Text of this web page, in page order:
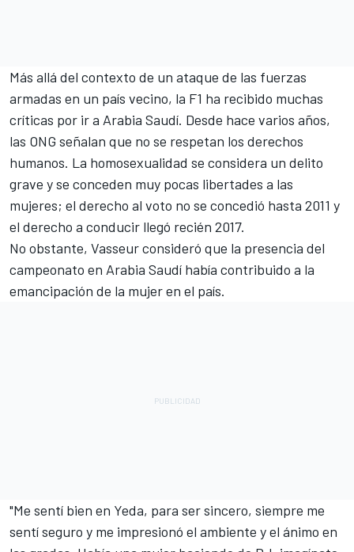
Más allá del contexto de un ataque de las fuerzas
armadas en un país vecino, la F1 ha recibido muchas
críticas por ir a Arabia Saudí. Desde hace varios años,
las ONG señalan que no se respetan los derechos
humanos. La homosexualidad se considera un delito
grave y se conceden muy pocas libertades a las
mujeres; el derecho al voto no se concedió hasta 2011 y
el derecho a conducir llegó recién 2017.
No obstante, Vasseur consideró que la presencia del
campeonato en Arabia Saudí había contribuido a la
emancipación de la mujer en el país.
"Me sentí bien en Yeda, para ser sincero, siempre me
sentí seguro y me impresionó el ambiente y el ánimo en